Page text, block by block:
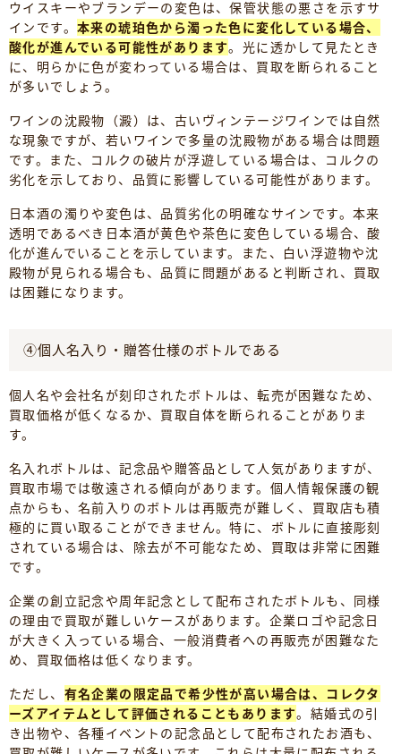
ウイスキーやブランデーの変色は、保管状態の悪さを示すサ
インです。 本来の琥珀色から濁った色に変化している場合、
酸化が進んでいる可能性があります。光に透かして見たとき
に、明らかに色が変わっている場合は、買取を断られること
が多いでしょう。
ワインの沈殿物（澱）は、古いヴィンテージワインでは自然
な現象ですが、若いワインで多量の沈殿物がある場合は問題
です。また、コルクの破片が浮遊している場合は、コルクの
劣化を示しており、品質に影響している可能性があります。
日本酒の濁りや変色は、品質劣化の明確なサインです。本来
透明であるべき日本酒が黄色や茶色に変色している場合、酸
化が進んでいることを示しています。また、白い浮遊物や沈
殿物が見られる場合も、品質に問題があると判断され、買取
は困難になります。
④個人名入り・贈答仕様のボトルである
個人名や会社名が刻印されたボトルは、転売が困難なため、
買取価格が低くなるか、買取自体を断られることがありま
す。
名入れボトルは、記念品や贈答品として人気がありますが、
買取市場では敬遠される傾向があります。個人情報保護の観
点からも、名前入りのボトルは再販売が難しく、買取店も積
極的に買い取ることができません。特に、ボトルに直接彫刻
されている場合は、除去が不可能なため、買取は非常に困難
です。
企業の創立記念や周年記念として配布されたボトルも、同様
の理由で買取が難しいケースがあります。企業ロゴや記念日
が大きく入っている場合、一般消費者への再販売が困難なた
め、買取価格は低くなります。
ただし、 有名企業の限定品で希少性が高い場合は、コレクタ
ーズアイテムとして評価されることもあります。結婚式の引
き出物や、各種イベントの記念品として配布されたお酒も、